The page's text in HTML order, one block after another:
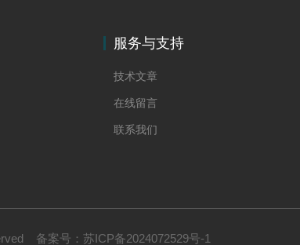
服务与支持
技术文章
在线留言
联系我们
备案号： 苏ICP备2024072529号-1